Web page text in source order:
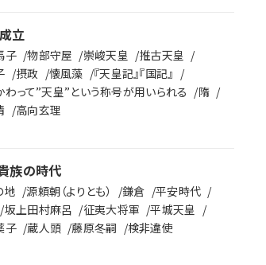
立
子 物部守屋 崇峻天皇
推古天皇
摂政 懐風藻
『天皇記』『国記』
わって”天皇”という称号が用いられる
隋
高向玄理
族の時代
地 源頼朝（よりとも） 鎌倉
平安時代
坂上田村麻呂 征夷大将軍
平城天皇
子 蔵人頭 藤原冬嗣
検非違使